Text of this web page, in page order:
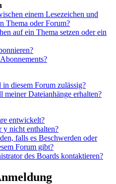
einem Lesezeichen und
Thema oder Forum?
auf ein Thema setzen oder ein
diesem Forum zulässig?
Dateianhänge erhalten?
entwickelt?
y nicht enthalten?
falls es Beschwerden oder
Forum gibt?
des Boards kontaktieren?